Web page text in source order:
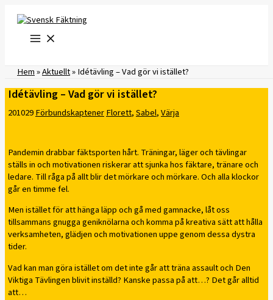
innehåll
Hem»Aktuellt»Idétävling – Vad gör vi istället?
Idétävling – Vad gör vi istället?
201029FörbundskaptenerFlorett,Sabel,Värja
Pandemin drabbar fäktsporten hårt. Träningar, läger och tävlingar
ställs in och motivationen riskerar att sjunka hos fäktare, tränare och
ledare. Till råga på allt blir det mörkare och mörkare. Och alla klockor
går en timme fel.
Men istället för att hänga läpp och gå med gamnacke, låt oss
tillsammans gnugga geniknölarna och komma på kreativa sätt att hålla
verksamheten, glädjen och motivationen uppe genom dessa dystra
tider.
Vad kan man göra istället om det inte går att träna assault och Den
Viktiga Tävlingen blivit inställd? Kanske passa på att…? Det går alltid
att…